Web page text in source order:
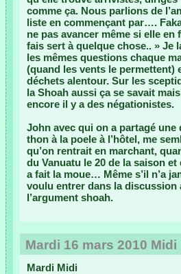
comme ça. Nous parlions de
liste en commençant par….
ne pas avancer même si elle en
fais sert à quelque chose.. » Je
les mêmes questions chaque
(quand les vents le permettent)
déchets alentour. Sur les
la Shoah aussi ça se savait
encore il y a des négationistes.
John avec qui on a partagé
thon à la poele à l’hôtel, me
qu’on rentrait en marchant,
du Vanuatu le 20 de la saison
a fait la moue… Même s’il n’a
voulu entrer dans la
l’argument shoah.
Mardi 16 mars 2010 Midi
Mardi Midi